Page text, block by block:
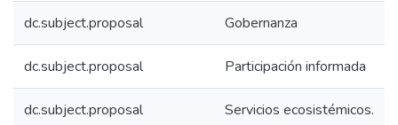
dc.subject.proposal Gobernanza
dc.subject.proposal Participación informada
dc.subject.proposal Servicios ecosistémicos.